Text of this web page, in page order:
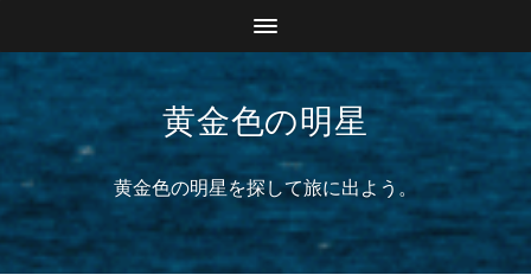
黄金色の明星
黄金色の明星を探して旅に出よう。